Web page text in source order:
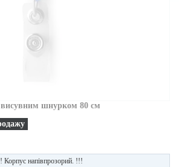
шнурком 80 см
Корпус напівпрозорий. !!!